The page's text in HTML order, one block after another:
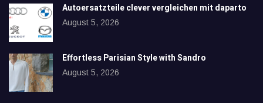
Autoersatzteile clever vergleichen mit daparto
August 5, 2026
Effortless Parisian Style with Sandro
August 5, 2026